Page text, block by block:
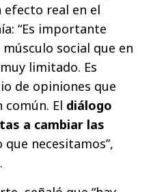
efecto real en el
“Es importante
social que en
limitado. Es
de opiniones que
común. El diálogo
a cambiar las
necesitamos”,